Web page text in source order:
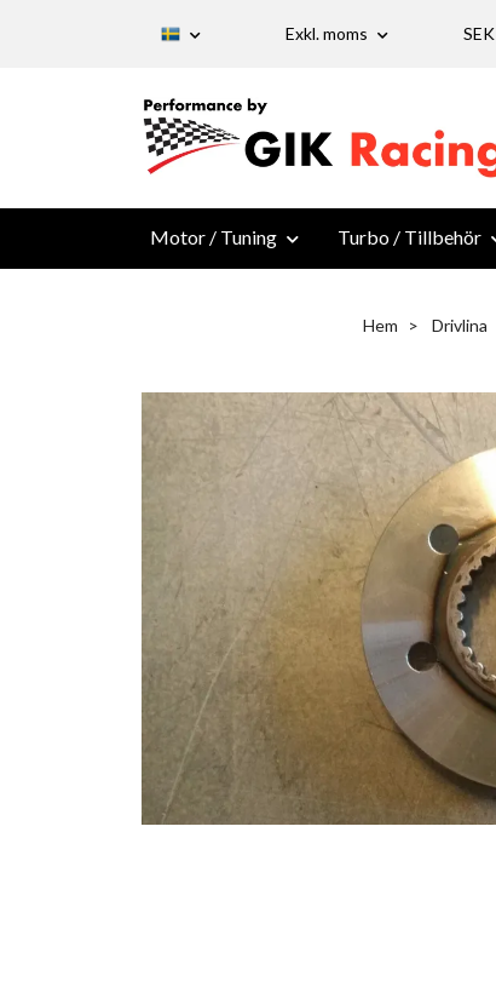
Exkl. moms SEK
Motor / Tuning Turbo / Tillbehör
Hem Drivlina